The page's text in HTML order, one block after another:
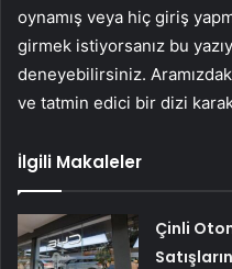
oynamış veya hiç giriş
girmek istiyorsanız bu
deneyebilirsiniz.
ve tatmin edici bir dizi
İlgili Makaleler
Çinli